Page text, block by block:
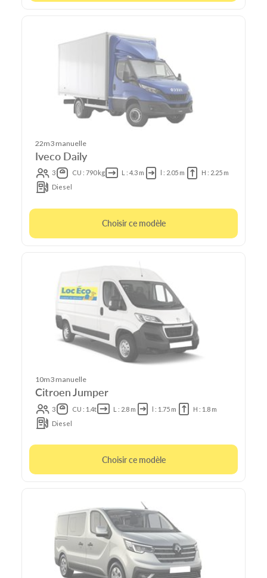
22m3 manuelle
Iveco Daily
3 CU : 790 kg L : 4.3 m l : 2.05 m
H : 2.25 m
Diesel
Choisir ce modèle
10m3 manuelle
Citroen Jumper
3 CU : 1.4t L : 2.8 m l : 1.75 m
H : 1.8 m
Diesel
Choisir ce modèle